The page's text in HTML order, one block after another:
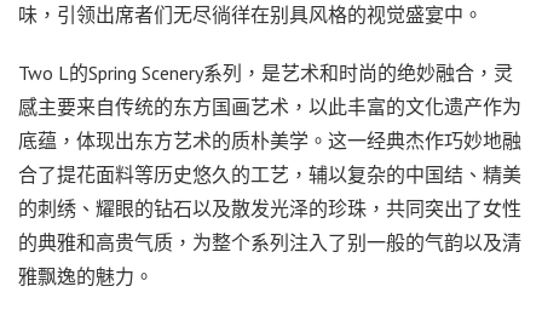
味，引领出席者们无尽徜徉在别具风格的视觉盛宴中。
Two L的Spring Scenery系列，是艺术和时尚的绝妙融合，灵
感主要来自传统的东方国画艺术，以此丰富的文化遗产作为
底蕴，体现出东方艺术的质朴美学。这一经典杰作巧妙地融
合了提花面料等历史悠久的工艺，辅以复杂的中国结、精美
的刺绣、耀眼的钻石以及散发光泽的珍珠，共同突出了女性
的典雅和高贵气质，为整个系列注入了别一般的气韵以及清
雅飘逸的魅力。